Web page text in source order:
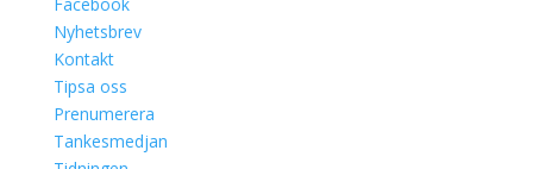
Nyhetsbrev
Kontakt
Tipsa oss
Prenumerera
Tankesmedjan